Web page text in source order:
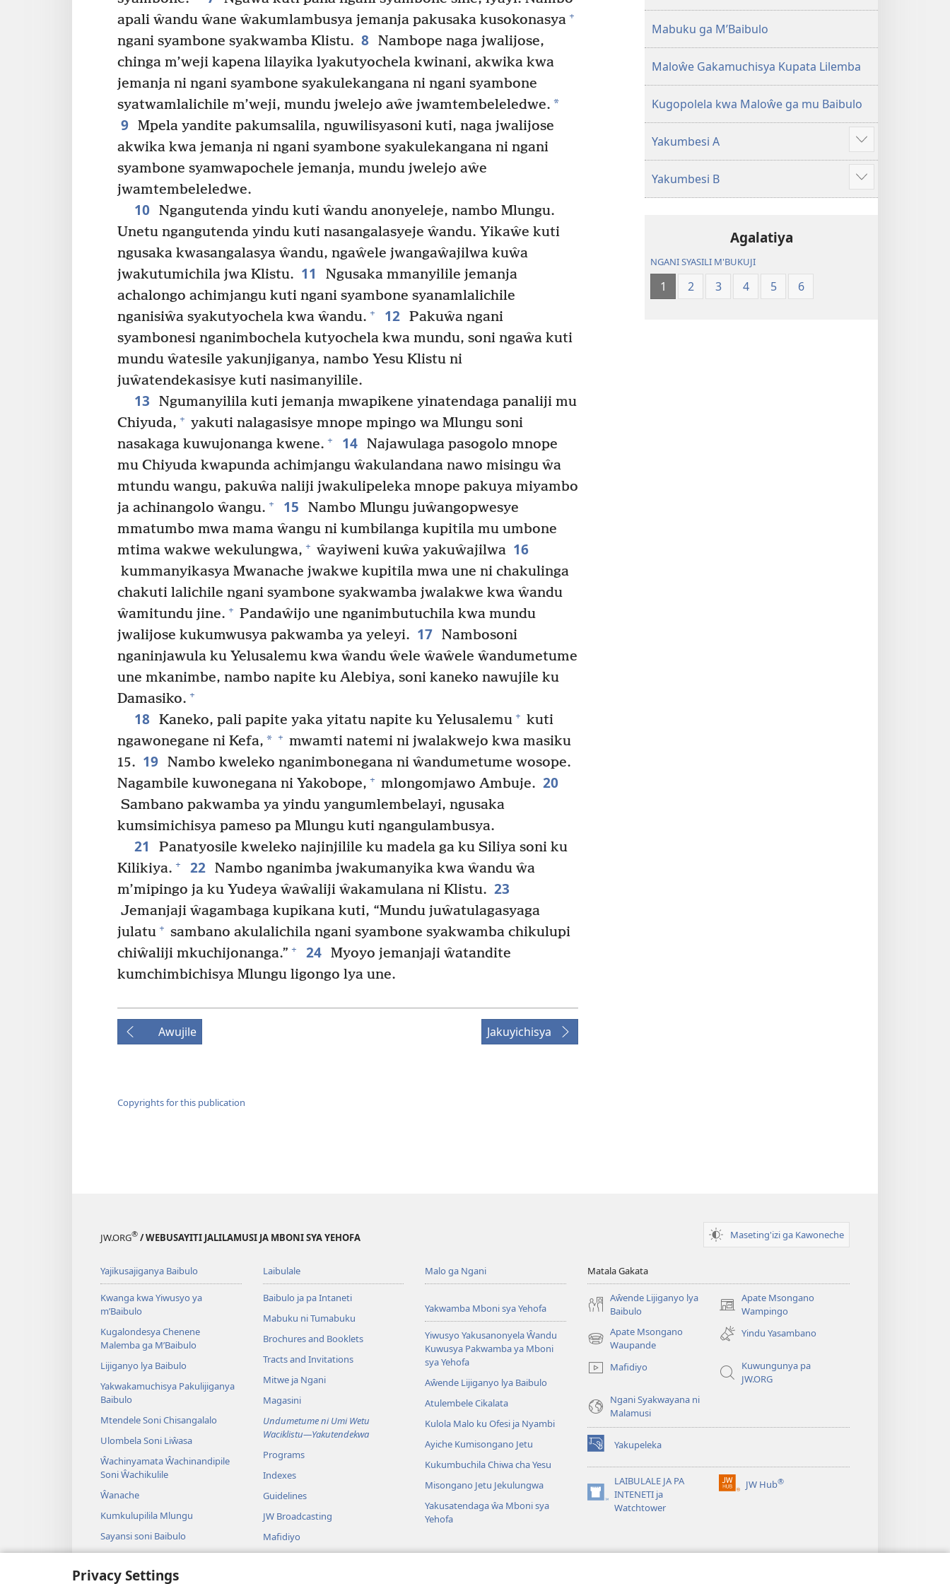
Privacy Settings
apali ŵandu ŵane ŵakumlambusya jemanja pakusaka kusokonasya +
ngani syambone syakwamba Klistu. 8 Nambope naga jwalijose,
chinga m’weji kapena lilayika lyakutyochela kwinani, akwika kwa
jemanja ni ngani syambone syakulekangana ni ngani syambone
syatwamlalichile m’weji, mundu jwelejo aŵe jwamtembeleledwe. *
9 Mpela yandite pakumsalila, nguwilisyasoni kuti, naga jwalijose
akwika kwa jemanja ni ngani syambone syakulekangana ni ngani
syambone syamwapochele jemanja, mundu jwelejo aŵe
jwamtembeleledwe.
10 Ngangutenda yindu kuti ŵandu anonyeleje, nambo Mlungu.
Unetu ngangutenda yindu kuti nasangalasyeje ŵandu. Yikaŵe kuti
ngusaka kwasangalasya ŵandu, ngaŵele jwangaŵajilwa kuŵa
jwakutumichila jwa Klistu. 11
Ngusaka mmanyilile jemanja
achalongo achimjangu kuti ngani syambone syanamlalichile
nganisiŵa syakutyochela kwa ŵandu. + 12 Pakuŵa ngani
syambonesi nganimbochela kutyochela kwa mundu, soni ngaŵa kuti
mundu ŵatesile yakunjiganya, nambo Yesu Klistu ni
juŵatendekasisye kuti nasimanyilile.
13
Ngumanyilila kuti jemanja mwapikene yinatendaga panaliji mu
Chiyuda, + yakuti nalagasisye mnope mpingo wa Mlungu soni
nasakaga kuwujonanga kwene. + 14 Najawulaga pasogolo mnope
mu Chiyuda kwapunda achimjangu ŵakulandana nawo misingu ŵa
mtundu wangu, pakuŵa naliji jwakulipeleka mnope pakuya miyambo
ja achinangolo ŵangu. + 15
Nambo Mlungu juŵangopwesye
mmatumbo mwa mama ŵangu ni kumbilanga kupitila mu umbone
mtima wakwe wekulungwa, + ŵayiweni kuŵa yakuŵajilwa 16
kummanyikasya Mwanache jwakwe kupitila mwa une ni chakulinga
chakuti lalichile ngani syambone syakwamba jwalakwe kwa ŵandu
ŵamitundu jine. + Pandaŵijo une nganimbutuchila kwa mundu
jwalijose kukumwusya pakwamba ya yeleyi. 17 Nambosoni
nganinjawula ku Yelusalemu kwa ŵandu ŵele ŵaŵele ŵandumetume
une mkanimbe, nambo napite ku Alebiya, soni kaneko nawujile ku
Damasiko. +
18 Kaneko, pali papite yaka yitatu napite ku Yelusalemu + kuti
ngawonegane ni Kefa, * + mwamti natemi ni jwalakwejo kwa masiku
15. 19 Nambo kweleko nganimbonegana ni ŵandumetume wosope.
Nagambile kuwonegana ni Yakobope, + mlongomjawo Ambuje. 20
Sambano pakwamba ya yindu yangumlembelayi, ngusaka
kumsimichisya pameso pa Mlungu kuti ngangulambusya.
21
Panatyosile kweleko najinjilile ku madela ga ku Siliya soni ku
Kilikiya. + 22 Nambo nganimba jwakumanyika kwa ŵandu ŵa
m’mipingo ja ku Yudeya ŵaŵaliji ŵakamulana ni Klistu. 23
Jemanjaji ŵagambaga kupikana kuti, “Mundu juŵatulagasyaga
julatu + sambano akulalichila ngani syambone syakwamba chikulupi
chiŵaliji mkuchijonanga.” + 24 Myoyo jemanjaji ŵatandite
kumchimbichisya Mlungu ligongo lya une.
Awujile Jakuyichisya
Copyrights for this publication
2013)
Mabuku ga M’Baibulo
Maloŵe Gakamuchisya Kupata Lilemba
Kugopolela kwa Maloŵe ga mu Baibulo
Yakumbesi A
Jilosye
yejinji
Yakumbesi B
Jilosye
yejinji
Agalatiya
NGANI SYASILI M'BUKUJI
1 2 3 4 5 6
JW.ORG® / WEBUSAYITI JALILAMUSI JA MBONI SYA YEHOFA Maseting'izi ga Kawoneche
Yajikusajiganya Baibulo
Kwanga kwa Yiwusyo ya
m’Baibulo
Kugalondesya Chenene
Malemba ga M’Baibulo
Lijiganyo lya Baibulo
Yakwakamuchisya Pakulijiganya
Baibulo
Mtendele Soni Chisangalalo
Ulombela Soni Liŵasa
Ŵachinyamata Ŵachinandipile
Soni Ŵachikulile
Ŵanache
Kumkulupilila Mlungu
Sayansi soni Baibulo
Laibulale
Baibulo ja pa Intaneti
Mabuku ni Tumabuku
Brochures and Booklets
Tracts and Invitations
Mitwe ja Ngani
Magasini
Undumetume ni Umi Wetu
Waciklistu—Yakutendekwa
Programs
Indexes
Guidelines
JW Broadcasting
Mafidiyo
Nyimbo
Malo ga Ngani
Yakwamba Mboni sya Yehofa
Yiwusyo Yakusanonyela Ŵandu
Kuwusya Pakwamba ya Mboni
sya Yehofa
Aŵende Lijiganyo lya Baibulo
Atulembele Cikalata
Kulola Malo ku Ofesi ja Nyambi
Ayiche Kumisongano Jetu
Kukumbuchila Chiwa cha Yesu
Misongano Jetu Jekulungwa
Yakusatendaga ŵa Mboni sya
Yehofa
Matala Gakata
Aŵende Lijiganyo lya
Baibulo
Apate Msongano
Wampingo
(awugule
liwindo
line)
Apate Msongano
Waupande
(awugule
line)
Yindu Yasambano
Mafidiyo
Kuwungunya pa
JW.ORG
Ngani Syakwayana ni
Malamusi
Yakupeleka
(awugule
liwindo
LAIBULALE JA PA
INTENETI ja
Watchtower
(awugule
liwindo
JW Hub®
(awugule